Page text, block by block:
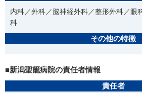
内科／外科／脳神経外科／整形外科／眼
科
その他の特徴
■新潟聖籠病院の責任者情報
責任者